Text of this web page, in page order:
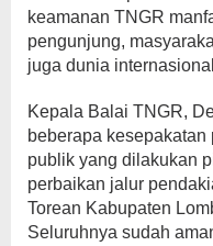
keamanan TNGR
pengunjung,
juga dunia
Kepala Balai TNGR,
beberapa
publik yang dilakukan
perbaikan jalur
Torean Kabupaten
Seluruhnya sudah